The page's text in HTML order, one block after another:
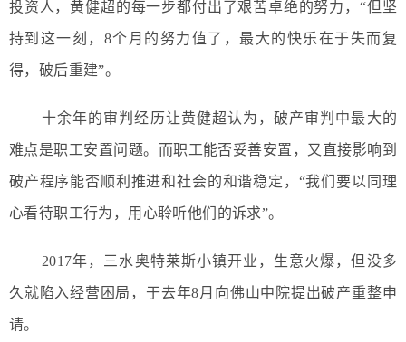
投资人，黄健超的每一步都付出了艰苦卓绝的努力，“但坚
持到这一刻，8个月的努力值了，最大的快乐在于失而复
得，破后重建”。
十余年的审判经历让黄健超认为，破产审判中最大的
难点是职工安置问题。而职工能否妥善安置，又直接影响到
破产程序能否顺利推进和社会的和谐稳定，“我们要以同理
心看待职工行为，用心聆听他们的诉求”。
2017年，三水奥特莱斯小镇开业，生意火爆，但没多
久就陷入经营困局，于去年8月向佛山中院提出破产重整申
请。